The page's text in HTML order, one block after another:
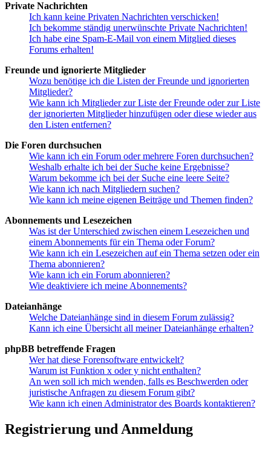
Private Nachrichten
Ich kann keine Privaten Nachrichten verschicken!
Ich bekomme ständig unerwünschte Private Nachrichten!
Ich habe eine Spam-E-Mail von einem Mitglied dieses
Forums erhalten!
Freunde und ignorierte Mitglieder
Wozu benötige ich die Listen der Freunde und ignorierten
Mitglieder?
Wie kann ich Mitglieder zur Liste der Freunde oder zur Liste
der ignorierten Mitglieder hinzufügen oder diese wieder aus
den Listen entfernen?
Die Foren durchsuchen
Wie kann ich ein Forum oder mehrere Foren durchsuchen?
Weshalb erhalte ich bei der Suche keine Ergebnisse?
Warum bekomme ich bei der Suche eine leere Seite?
Wie kann ich nach Mitgliedern suchen?
Wie kann ich meine eigenen Beiträge und Themen finden?
Abonnements und Lesezeichen
Was ist der Unterschied zwischen einem Lesezeichen und
einem Abonnements für ein Thema oder Forum?
Wie kann ich ein Lesezeichen auf ein Thema setzen oder ein
Thema abonnieren?
Wie kann ich ein Forum abonnieren?
Wie deaktiviere ich meine Abonnements?
Dateianhänge
Welche Dateianhänge sind in diesem Forum zulässig?
Kann ich eine Übersicht all meiner Dateianhänge erhalten?
phpBB betreffende Fragen
Wer hat diese Forensoftware entwickelt?
Warum ist Funktion x oder y nicht enthalten?
An wen soll ich mich wenden, falls es Beschwerden oder
juristische Anfragen zu diesem Forum gibt?
Wie kann ich einen Administrator des Boards kontaktieren?
Registrierung und Anmeldung